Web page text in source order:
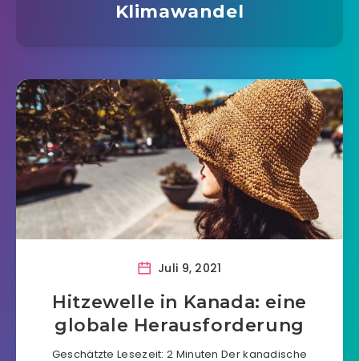
Klimawandel
Juli 9, 2021
Hitzewelle in Kanada: eine
globale Herausforderung
Geschätzte Lesezeit: 2 Minuten Der kanadische